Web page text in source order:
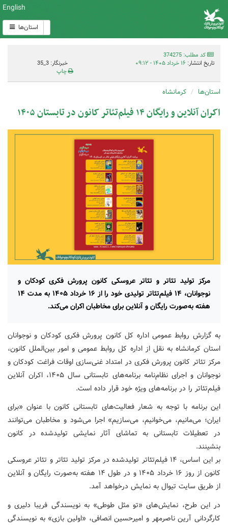
English
استان‌ها
کد مطلب: 374275
تاریخ انتشار: ۱۶ خرداد ۱۴۰۵ - ۰۹:۱۲
خبرنگار: 3_35
چاپ
استان‌ها کرمانشاه
اکران آنلاین و رایگان ۱۴ فیلم‌تئاتر کانون در تابستان ۱۴۰۵
مرکز تولید تئاتر و تئاتر عروسکی کانون پرورش فکری کودکان و
نوجوانان، ۱۴ فیلم‌تئاتر تولیدی خود را از ۱۶ خرداد ۱۴۰۵ به مدت ۱۴
هفته به‌صورت رایگان و آنلاین برای مخاطبان اکران می‌کند.
به گزارش روابط عمومی اداره کل کانون پرورش فکری کودکان و نوجوانان
استان کرمانشاه به نقل از اداره کل روابط عمومی و امور بین‌الملل کانون،
مرکز تئاتر کانون پرورش فکری در امتداد غنی‌سازی اوقات فراغت کودکان و
نوجوانان و اجرای نظام‌نامه برنامه‌های تابستانی سال ۱۴۰۵، اکران آنلاین
فیلم‌تئاتر را در برنامه‌های ویژه خود قرار داده است.
این برنامه با توجه به شعار فعالیت‌های تابستانی کانون با عنوان «برای
ایران؛ می‌مانیم، می‌خوانیم، می‌سازیم» اجرا می‌شود و مخاطبان می‌توانند
در تعطیلات تابستانی به تماشای آثار نمایشی تولیدشده در کانون
بنشینند.
بر این اساس، ۱۴ فیلم‌تئاتر تولیدشده در مرکز تولید تئاتر و تئاتر عروسکی
کانون از روز ۱۶ خرداد ۱۴۰۵ و در طول ۱۴ هفته به‌صورت رایگان و آنلاین
از طریق سایت تیوال به نمایش درخواهد آمد.
در این طرح، نمایش‌های «تو مثل طوطی» به نویسندگی فریبا دلیری و
کارگردانی آرین ناصرمهر و امیرحسین انصافی، «اولین بازی» به نویسندگی